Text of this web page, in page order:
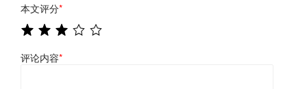
本文评分*
评论内容*